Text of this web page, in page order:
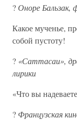
?Оноре Бальзак,
Какое мученье,
собой пустоту!
? «Саттасаи»,
лирики
«Что вы
? Французская